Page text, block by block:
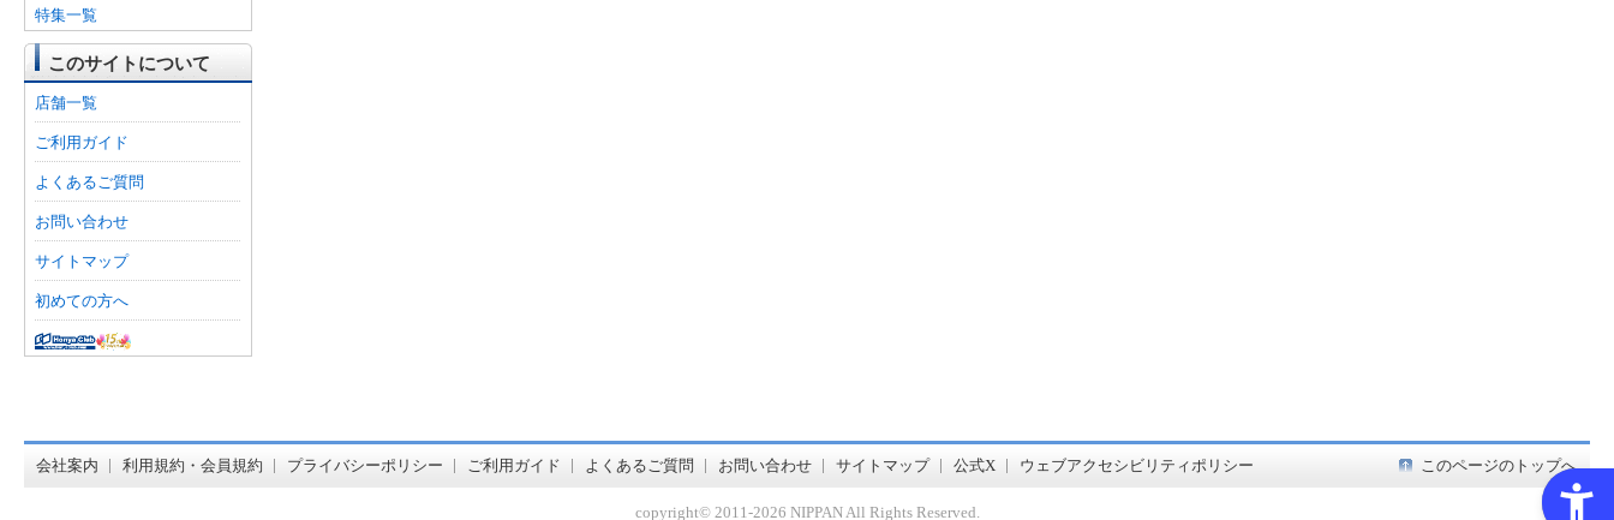
特集一覧
このサイトについて
店舗一覧
ご利用ガイド
よくあるご質問
お問い合わせ
サイトマップ
初めての方へ
会社案内 利用規約・会員規約 プライバシーポリシー ご利用ガイド よくあるご質問 お問い合わせ サイトマップ 公式X ウェブアクセシビリティポリシー このページのトップへ
copyright© 2011-2026 NIPPAN All Rights Reserved.